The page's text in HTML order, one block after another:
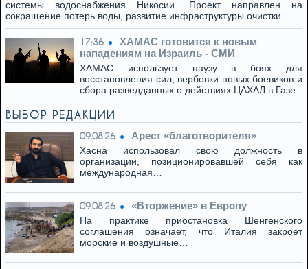
системы водоснабжения Никосии. Проект направлен на
сокращение потерь воды, развитие инфраструктуры очистки…
17:36
ХАМАС готовится к новым
нападениям на Израиль - СМИ
ХАМАС использует паузу в боях для
восстановления сил, вербовки новых боевиков и
сбора разведданных о действиях ЦАХАЛ в Газе.
ВЫБОР РЕДАКЦИИ
09.08.26 Арест «благотворителя»
Хасна использовал свою должность в
организации, позиционировавшей себя как
международная…
09.08.26 «Вторжение» в Европу
На практике приостановка Шенгенского
соглашения означает, что Италия закроет
морские и воздушные…